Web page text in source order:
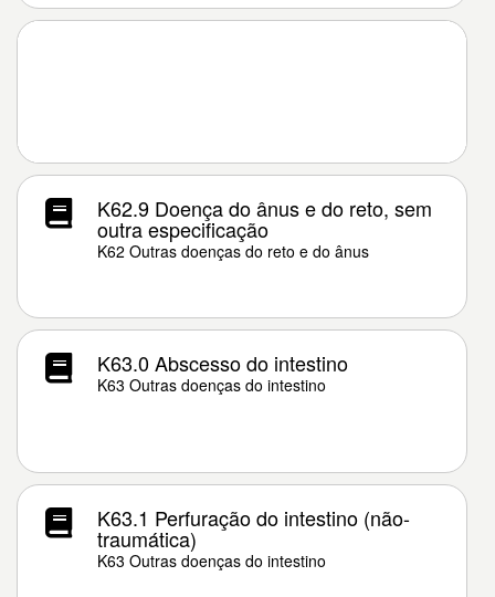
K62.9 Doença do ânus e do reto, sem
outra especificação
K62 Outras doenças do reto e do ânus
K63.0 Abscesso do intestino
K63 Outras doenças do intestino
K63.1 Perfuração do intestino (não-
traumática)
K63 Outras doenças do intestino